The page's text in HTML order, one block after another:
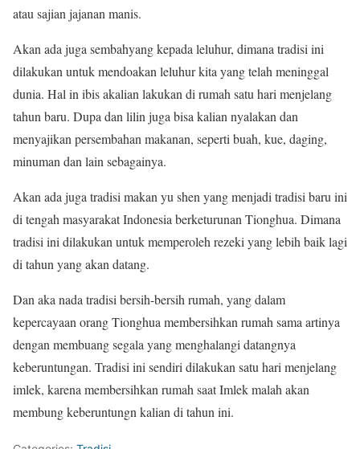
atau sajian jajanan manis.
Akan ada juga sembahyang kepada leluhur, dimana tradisi ini
dilakukan untuk mendoakan leluhur kita yang telah meninggal
dunia. Hal in ibis akalian lakukan di rumah satu hari menjelang
tahun baru. Dupa dan lilin juga bisa kalian nyalakan dan
menyajikan persembahan makanan, seperti buah, kue, daging,
minuman dan lain sebagainya.
Akan ada juga tradisi makan yu shen yang menjadi tradisi baru ini
di tengah masyarakat Indonesia berketurunan Tionghua. Dimana
tradisi ini dilakukan untuk memperoleh rezeki yang lebih baik lagi
di tahun yang akan datang.
Dan aka nada tradisi bersih-bersih rumah, yang dalam
kepercayaan orang Tionghua membersihkan rumah sama artinya
dengan membuang segala yang menghalangi datangnya
keberuntungan. Tradisi ini sendiri dilakukan satu hari menjelang
imlek, karena membersihkan rumah saat Imlek malah akan
membung keberuntungn kalian di tahun ini.